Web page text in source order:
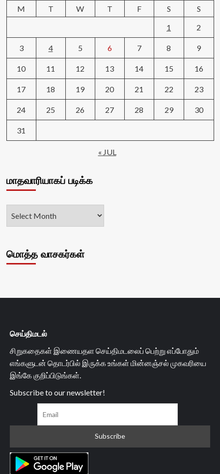
M
T W T F S
S
1
2
3 4 5 6 7 8 9
10 11 12 13 14 15 16
17 18 19 20 21 22 23
24 25 26 27 28 29 30
31
« JUL
மாதவாரியாகப் படிக்க
மொத்த வாசகர்கள்
செய்திமடல்
சிறுகதைகள் இணையதள செய்திமடலைப் பெற்று எப்போதும்
எங்களுடன் தொடர்பில் இருக்க உங்கள் மின்னஞ்சல் முகவரியை
இங்கே குறிப்பிடுங்கள்.
Subscribe to our newsletter!